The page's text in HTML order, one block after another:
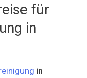
für
in
in